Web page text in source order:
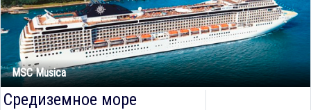
MSC Musica
Средиземное море